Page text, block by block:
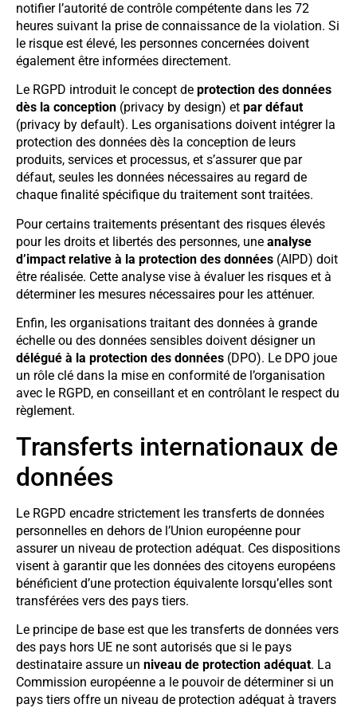
notifier l’autorité de contrôle compétente dans les 72
heures suivant la prise de connaissance de la violation. Si
le risque est élevé, les personnes concernées doivent
également être informées directement.
Le RGPD introduit le concept de protection des données
dès la conception (privacy by design) et par défaut
(privacy by default). Les organisations doivent intégrer la
protection des données dès la conception de leurs
produits, services et processus, et s’assurer que par
défaut, seules les données nécessaires au regard de
chaque finalité spécifique du traitement sont traitées.
Pour certains traitements présentant des risques élevés
pour les droits et libertés des personnes, une analyse
d’impact relative à la protection des données (AIPD) doit
être réalisée. Cette analyse vise à évaluer les risques et à
déterminer les mesures nécessaires pour les atténuer.
Enfin, les organisations traitant des données à grande
échelle ou des données sensibles doivent désigner un
délégué à la protection des données (DPO). Le DPO joue
un rôle clé dans la mise en conformité de l’organisation
avec le RGPD, en conseillant et en contrôlant le respect du
règlement.
Transferts internationaux de
données
Le RGPD encadre strictement les transferts de données
personnelles en dehors de l’Union européenne pour
assurer un niveau de protection adéquat. Ces dispositions
visent à garantir que les données des citoyens européens
bénéficient d’une protection équivalente lorsqu’elles sont
transférées vers des pays tiers.
Le principe de base est que les transferts de données vers
des pays hors UE ne sont autorisés que si le pays
destinataire assure un niveau de protection adéquat. La
Commission européenne a le pouvoir de déterminer si un
pays tiers offre un niveau de protection adéquat à travers